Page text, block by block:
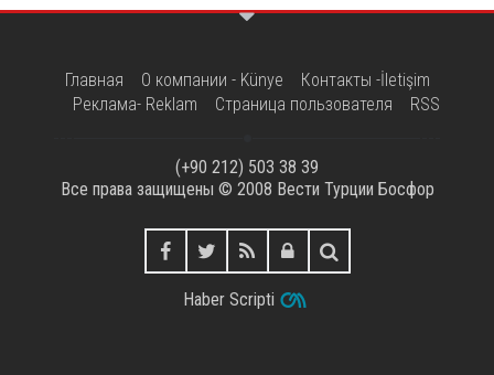
Главная О компании - Künye
Контакты -İletişim
Реклама- Reklam
Страница пользователя RSS
(+90 212) 503 38 39
Все права защищены © 2008 Вести Турции Босфор
Haber Scripti